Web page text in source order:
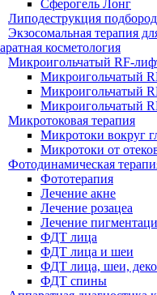
Сферогель Лонг
Липодеструкция
Экзосомальная терапия
косметология
Микроигольчатый RF-
Микроигольчатый
Микроигольчатый
Микроигольчатый
Микротоковая терапия
Микротоки вокруг
Микротоки от
Фотодинамическая
Фототерапия
Лечение акне
Лечение розацеа
Лечение
ФДТ лица
ФДТ лица и шеи
ФДТ лица, шеи,
ФДТ спины